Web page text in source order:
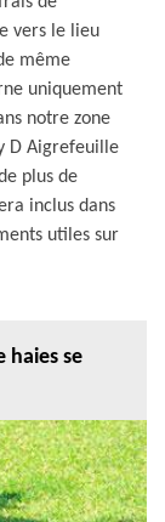
vers le lieu
même
uniquement
notre zone
D Aigrefeuille
plus de
inclus dans
utiles sur
haies se